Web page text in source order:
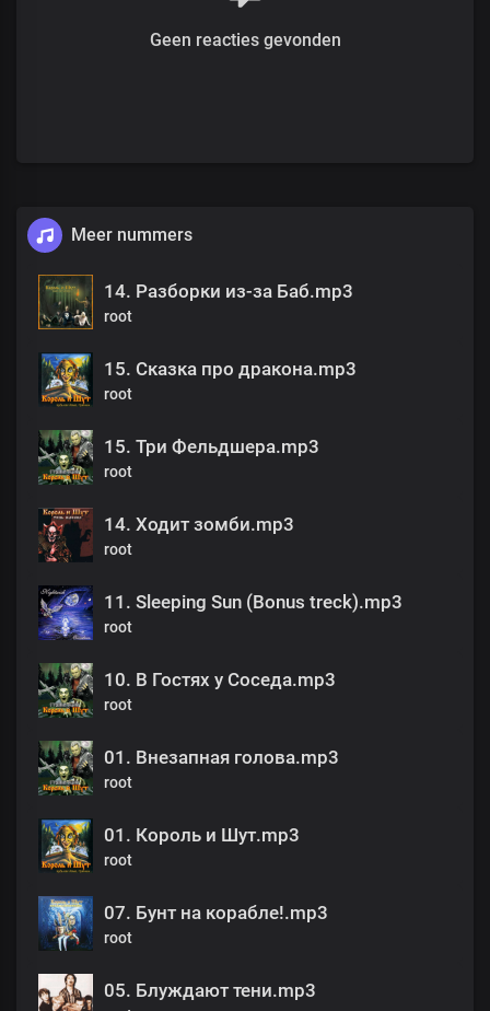
Geen reacties gevonden
Meer nummers
14. Разборки из-за Баб.mp3
root
15. Сказка про дракона.mp3
root
15. Три Фельдшера.mp3
root
14. Ходит зомби.mp3
root
11. Sleeping Sun (Bonus treck).mp3
root
10. В Гостях у Соседа.mp3
root
01. Внезапная голова.mp3
root
01. Король и Шут.mp3
root
07. Бунт на корабле!.mp3
root
05. Блуждают тени.mp3